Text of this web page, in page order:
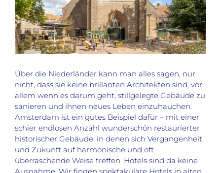
Über die Niederländer kann man alles sagen, nur
nicht, dass sie keine brillanten Architekten sind, vor
allem wenn es darum geht, stillgelegte Gebäude zu
sanieren und ihnen neues Leben einzuhauchen.
Amsterdam ist ein gutes Beispiel dafür – mit einer
schier endlosen Anzahl wunderschön restaurierter
historischer Gebäude, in denen sich Vergangenheit
und Zukunft auf harmonische und oft
überraschende Weise treffen. Hotels sind da keine